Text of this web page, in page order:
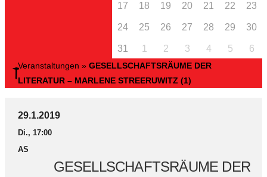
17 18 19 20 21 22 23
24 25 26 27 28 29 30
31 1 2 3 4 5 6
Veranstaltungen » GESELLSCHAFTSRÄUME DER
LITERATUR – MARLENE STREERUWITZ (1)
29.1.2019
Di., 17:00
AS
GESELLSCHAFTSRÄUME DER